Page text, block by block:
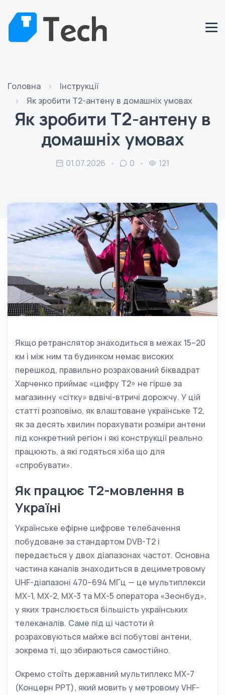
Головна
Інструкції
Як зробити Т2-антену в домашніх умовах
Як зробити Т2-антену в
домашніх умовах
01.07.2026 0 121
Якщо ретранслятор знаходиться в межах 15–20
км і між ним та будинком немає високих
перешкод, правильно розрахований біквадрат
Харченко приймає «цифру Т2» не гірше за
магазинну «сітку» вдвічі-втричі дорожчу. У цій
статті розповімо, як влаштоване українське Т2,
як за десять хвилин порахувати розміри антени
під конкретний регіон і які конструкції реально
працюють, а які годяться хіба що для
«спробувати».
Як працює Т2-мовлення в
Україні
Українське ефірне цифрове телебачення
побудоване за стандартом DVB-T2 і
передається у двох діапазонах частот. Основна
частина каналів знаходиться в дециметровому
UHF-діапазоні 470–694 МГц — це мультиплекси
MX-1, MX-2, MX-3 та MX-5 оператора «Зеонбуд»,
у яких транслюється більшість українських
телеканалів. Саме під ці частоти й
розраховуються майже всі побутові антени,
зокрема ті, що збираються самостійно.
Окремо стоїть державний мультиплекс MX-7
(Концерн РРТ), який мовить у метровому VHF-